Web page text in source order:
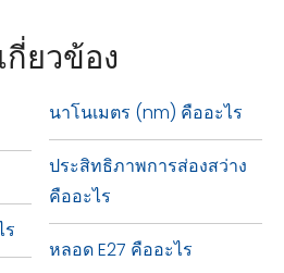
ะเกณฑ์สำหรับวัดผล
เพื่อสนับสนุนแนวปฏิบัติ
แวดล้อม
ำเนินงานด้านสิ่ง
คารและส่งเสริม
ติการออกแบบที่ยั่งยืน
นน LEED พัฒนาขึ้น
อาคารสีเขียว มันให้วิธี
ในการประเมินว่า
งตามหรือเกินกว่า
สิ่งแวดล้อม หากไม่มี
การประเมินผล
ยวข้อง
นาโนเมตร (nm) คืออะไร
ประสิทธิภาพการส่องสว่าง
คืออะไร
หลอด E27 คืออะไร